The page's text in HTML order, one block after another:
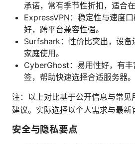
承诺，常有季节性折扣，适合
ExpressVPN：稳定性与速度
好，跨平台兼容性强。
Surfshark：性价比突出，设备
家庭使用。
CyberGhost：易用性好，有
签，帮助快速选择合适服务器。
注：以上对比基于公开信息与常见
建议。实际选择以个人需求与最新
安全与隐私要点